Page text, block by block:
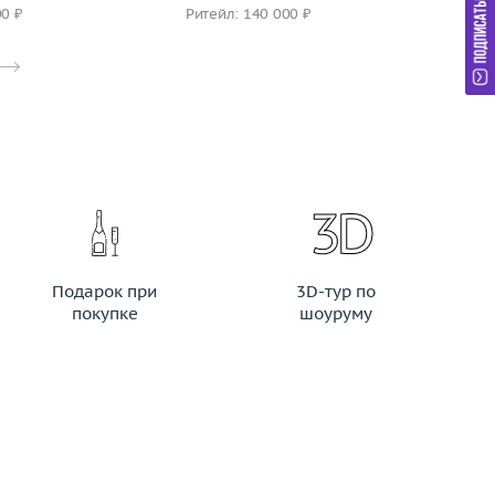
₽ Ритейл: 140 000 ₽
Подарок при
покупке
3D-тур по
шоуруму